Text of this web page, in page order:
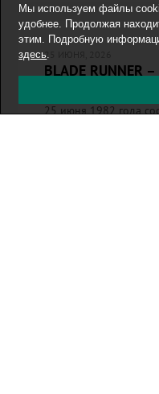
25 ИЮНЯ, 2026
BLADE RUNNER
АФИША
25 июня 1982 года
Мы используем файлы
удобнее. Продолжая
этим. Подробную
здесь.